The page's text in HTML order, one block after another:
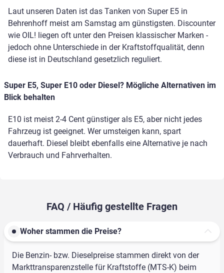
Laut unseren Daten ist das Tanken von Super E5 in
Behrenhoff meist am Samstag am günstigsten. Discounter
wie OIL! liegen oft unter den Preisen klassischer Marken -
jedoch ohne Unterschiede in der Kraftstoffqualität, denn
diese ist in Deutschland gesetzlich reguliert.
Super E5, Super E10 oder Diesel? Mögliche Alternativen im
Blick behalten
E10 ist meist 2-4 Cent günstiger als E5, aber nicht jedes
Fahrzeug ist geeignet. Wer umsteigen kann, spart
dauerhaft. Diesel bleibt ebenfalls eine Alternative je nach
Verbrauch und Fahrverhalten.
FAQ / Häufig gestellte Fragen
Woher stammen die Preise?
Die Benzin- bzw. Dieselpreise stammen direkt von der
Markttransparenzstelle für Kraftstoffe (MTS-K) beim